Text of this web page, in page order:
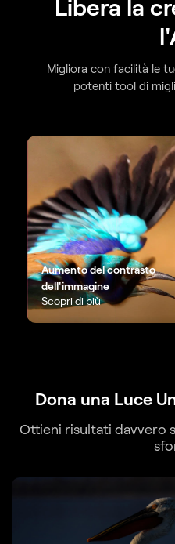
Libera la
Migliora con facilità le
potenti tool di
Aumento del contrasto
dell'immagine
Scopri di più
Dona una Luce
Ottieni risultati davvero